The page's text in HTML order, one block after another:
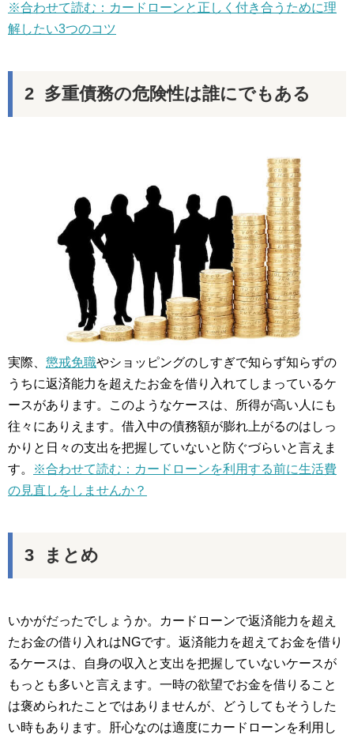
※合わせて読む：カードローンと正しく付き合うために理
解したい3つのコツ
多重債務の危険性は誰にでもある
実際、 懲戒免職やショッピングのしすぎで知らず知らずの
うちに返済能力を超えたお金を借り入れてしまっているケ
ースがあります。このようなケースは、所得が高い人にも
往々にありえます。借入中の債務額が膨れ上がるのはしっ
かりと日々の支出を把握していないと防ぐづらいと言えま
す。
※合わせて読む：カードローンを利用する前に生活費
の見直しをしませんか？
まとめ
いかがだったでしょうか。カードローンで返済能力を超え
たお金の借り入れはNGです。返済能力を超えてお金を借り
るケースは、自身の収入と支出を把握していないケースが
もっとも多いと言えます。一時の欲望でお金を借りること
は褒められたことではありませんが、どうしてもそうした
い時もあります。肝心なのは適度にカードローンを利用し